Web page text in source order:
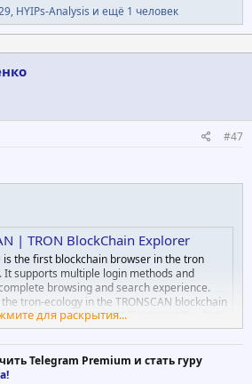
, HYIPs-Analysis и ещё 1 человек
#47
| TRON BlockChain Explorer
is the first blockchain browser in the tron
It supports multiple login methods and
browsing and search experience.
tron-ecology in the TRONSCAN blockchain
是首款社区型波场区块链浏览器，它支
式，提供完善的浏览和查找体验。体验波场生
波场区块链浏览器。
для раскрытия...
Telegram Premium и стать гуру